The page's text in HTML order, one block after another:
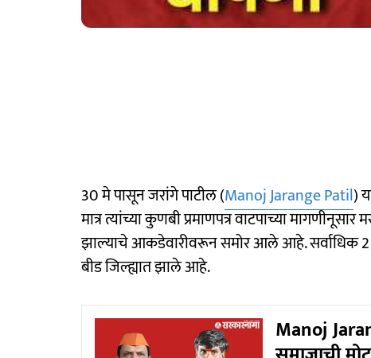
30 मे पासून जरांगे पाटील (Manoj Jarange Patil)
मात्र त्यांच्या कुणबी प्रमाणपत्र वाटपाच्या
झाल्याचे आकडेवारीवरून समोर आले आहे. सर्वाधिक 2
बीड जिल्ह्यात झाले आहे.
Manoj